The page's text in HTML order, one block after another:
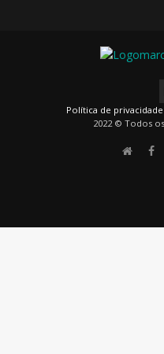
Política de privacidade
2022 © Todos